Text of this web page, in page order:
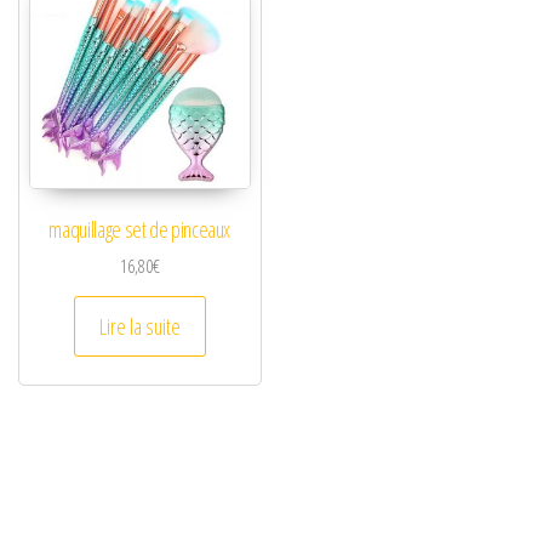
maquillage set de pinceaux
16,80€
Lire la suite